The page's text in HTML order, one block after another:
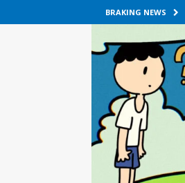
BRAKING NEWS